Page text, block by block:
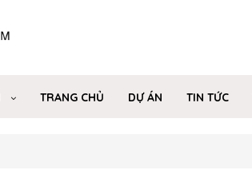
TRANG CHỦ DỰ ÁN TIN TỨC